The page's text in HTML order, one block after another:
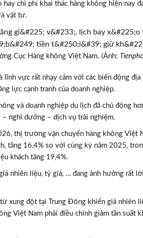
chi phí khai thác hàng không hiện nay
vật tư.
Cục Hàng không Việt Nam. (Ảnh:
lĩnh vực rất nhạy cảm với các biến động
lực cạnh tranh của doanh nghiệp.
và doanh nghiệp du lịch đã chủ động
– nghỉ dưỡng – dịch vụ trải nghiệm.
thị trường vận chuyển hàng không Việt
tăng 16,4% so với cùng kỳ năm 2025,
khách tăng 19,4%.
nhiên liệu, tỷ giá, … đang ảnh hưởng rất
xung đột tại Trung Đông khiến giá nhiên
Việt Nam phải điều chỉnh giảm tần suất